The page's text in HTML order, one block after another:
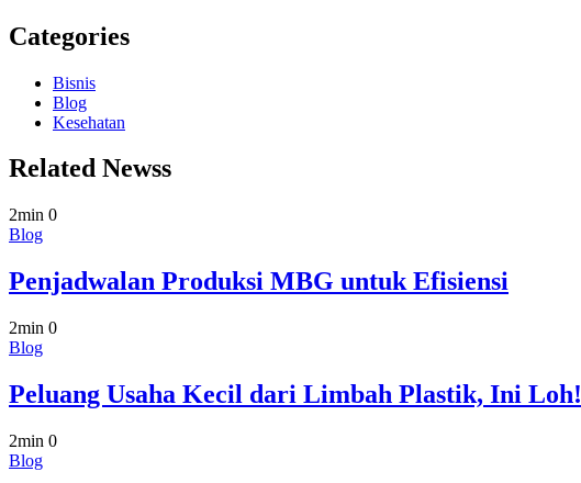
Categories
Bisnis
Blog
Kesehatan
Related Newss
2min 0
Blog
Penjadwalan Produksi MBG untuk Efisiensi
2min 0
Blog
Peluang Usaha Kecil dari Limbah Plastik, Ini Loh!
2min 0
Blog